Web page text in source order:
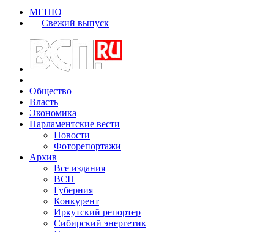
МЕНЮ
Свежий выпуск
Общество
Власть
Экономика
Парламентские вести
Новости
Фоторепортажи
Архив
Все издания
ВСП
Губерния
Конкурент
Иркутский репортер
Сибирский энергетик